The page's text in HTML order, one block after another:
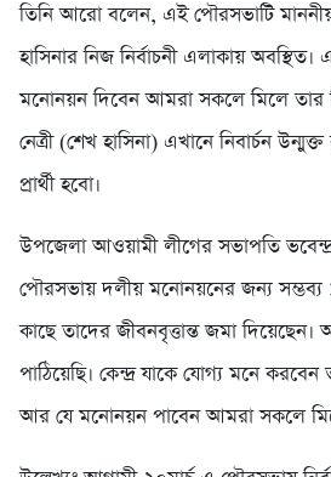
তিনি আরো বলেন, এই পৌরসভাটি মাননীয়
হাসিনার নিজ নির্বাচনী এলাকায় অবস্থিত।
মনোনয়ন দিবেন আমরা সকলে মিলে তার
নেত্রী (শেখ হাসিনা) এখানে নিবার্চন
প্রার্থী হবো।
উপজেলা আওয়ামী লীগের সভাপতি
পৌরসভায় দলীয় মনোনয়নের জন্য সম্ভব্য
কাছে তাদের জীবনবৃত্তান্ত জমা দিয়েছেন।
পাঠিয়েছি। কেন্দ্র যাকে যোগ্য মনে
আর যে মনোনয়ন পাবেন আমরা সকলে